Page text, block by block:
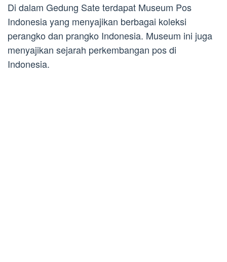
Di dalam Gedung Sate terdapat Museum Pos
Indonesia yang menyajikan berbagai koleksi
perangko dan prangko Indonesia. Museum ini juga
menyajikan sejarah perkembangan pos di
Indonesia.